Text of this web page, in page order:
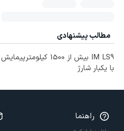
مطالب پیشنهادی
IM LS9 بیش از 1500 کیلومترپیمایش
با یکبار شارژ
راهنما